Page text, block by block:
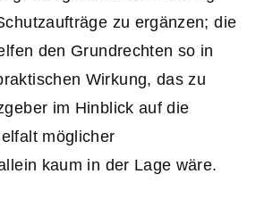
zu ergänzen; die
den Grundrechten so in
Wirkung, das zu
im Hinblick auf die
möglicher
kaum in der Lage wäre.